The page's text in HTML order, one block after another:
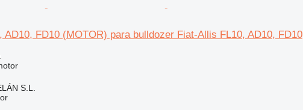
AD10, FD10 (MOTOR) para bulldozer Fiat-Allis FL10, AD10, FD10
S.L.